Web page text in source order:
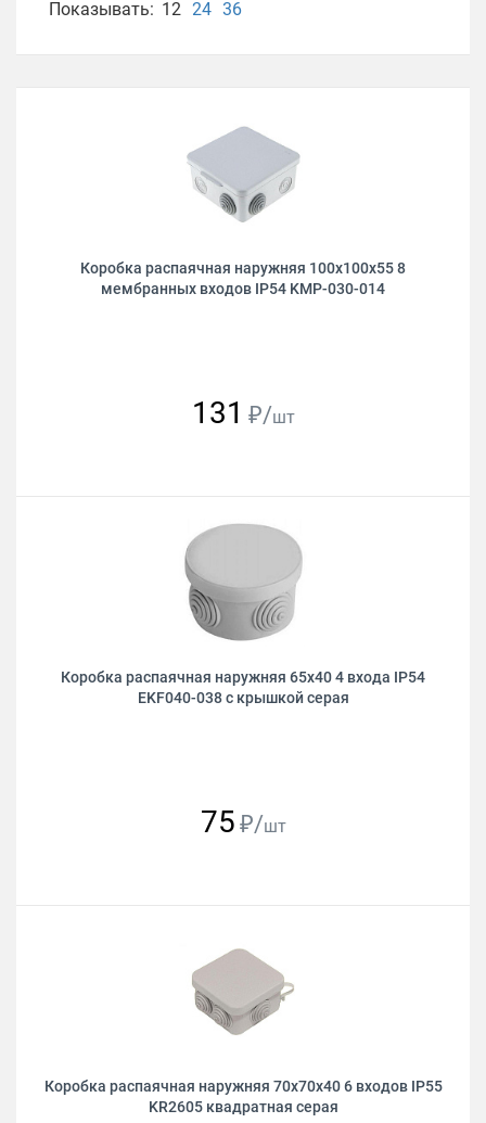
Показывать: 12 24 36
Коробка распаячная наружняя 100х100х55 8
мембранных входов IP54 KМР-030-014
131 ₽/шт
Коробка распаячная наружняя 65х40 4 входа IP54
EKF040-038 с крышкой серая
75 ₽/шт
Коробка распаячная наружняя 70х70х40 6 входов IP55
KR2605 квадратная серая